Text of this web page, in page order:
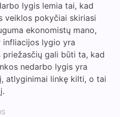
lygis lemia tai, kad
veiklos pokyčiai skiriasi
ekonomistų mano,
lygio yra
gali būti ta, kad
nedarbo lygis yra
atlyginimai linkę kilti, o tai